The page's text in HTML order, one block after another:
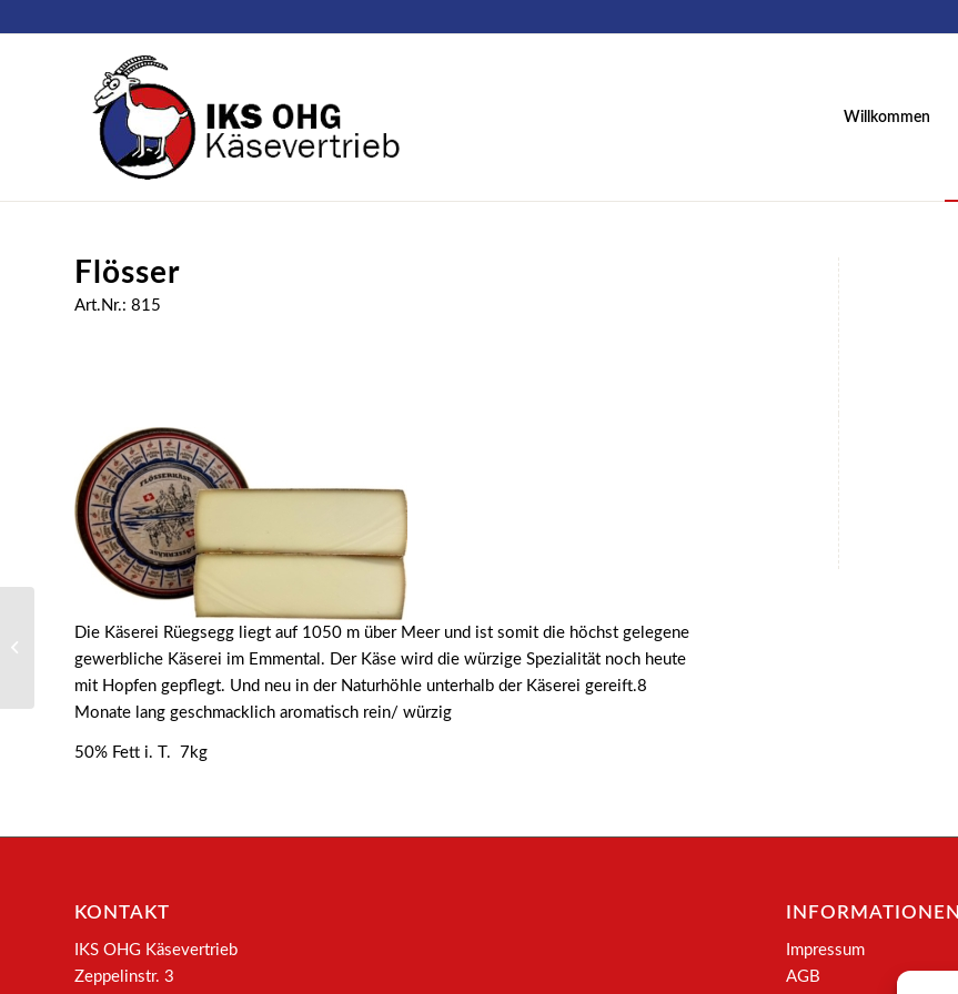
Willkommen
Flösser
Art.Nr.: 815
Die Käserei Rüegsegg liegt auf 1050 m über Meer und ist somit die höchst gelegene
gewerbliche Käserei im Emmental. Der Käse wird die würzige Spezialität noch heute
mit Hopfen gepflegt. Und neu in der Naturhöhle unterhalb der Käserei gereift.8
Monate lang geschmacklich aromatisch rein/ würzig
50% Fett i. T. 7kg
KONTAKT
IKS OHG Käsevertrieb
Zeppelinstr. 3
INFORMATIONEN
Impressum
AGB